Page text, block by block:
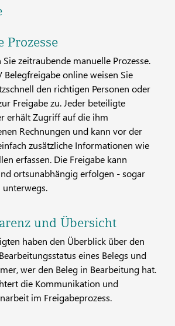
Prozesse
Sie zeitraubende manuelle Prozesse.
Belegfreigabe online weisen Sie
den richtigen Personen oder
Freigabe zu. Jeder beteiligte
erhält Zugriff auf die ihm
Rechnungen und kann vor der
zusätzliche Informationen wie
erfassen. Die Freigabe kann
ortsunabhängig erfolgen - sogar
und Übersicht
haben den Überblick über den
eines Belegs und
wer den Beleg in Bearbeitung hat.
die Kommunikation und
im Freigabeprozess.